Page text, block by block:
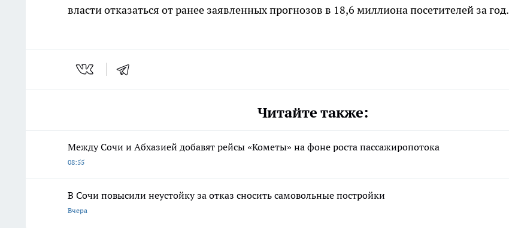
власти отказаться от ранее заявленных прогнозов в 18,6 миллиона посетителей за год.
Читайте также:
Между Сочи и Абхазией добавят рейсы «Кометы» на фоне роста пассажиропотока
08:55
В Сочи повысили неустойку за отказ сносить самовольные постройки
Вчера